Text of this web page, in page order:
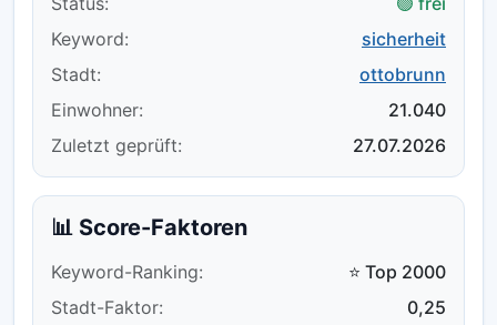
Keyword:
sicherheit
Stadt:
ottobrunn
Einwohner:
21.040
Zuletzt geprüft:
27.07.2026
📊 Score-Faktoren
Keyword-Ranking:
⭐ Top 2000
Stadt-Faktor:
0,25